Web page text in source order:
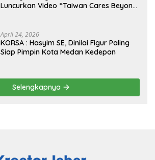
Luncurkan Video “Taiwan Cares Beyond
April 24, 2026
KORSA : Hasyim SE, Dinilai Figur Paling
Siap Pimpin Kota Medan Kedepan
Selengkapnya